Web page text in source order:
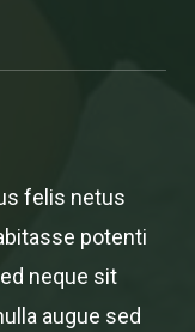
felis netus
potenti
neque sit
augue sed